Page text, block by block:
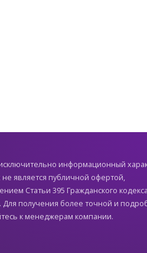
информационный
не является публичной офертой,
Статьи 395 Гражданского
Для получения более точной и
к менеджерам компании.